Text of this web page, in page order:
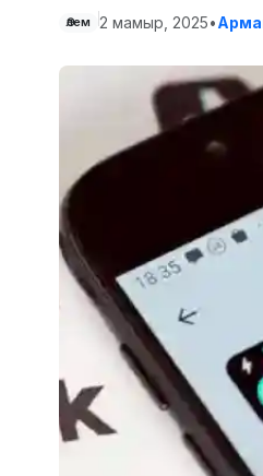
Әлем 2 мамыр, 2025•